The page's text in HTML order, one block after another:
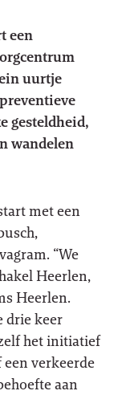
een
uurtje
gesteldheid,
wandelen
met een
“We
Heerlen,
Heerlen.
drie keer
het initiatief
verkeerde
aan